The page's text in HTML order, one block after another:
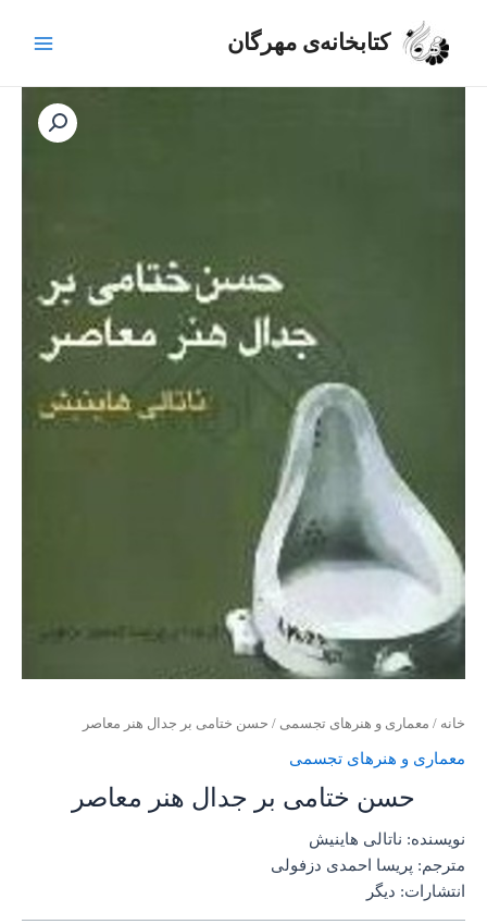
کتابخانه‌ی مهرگان
خانه / معماری و هنرهای تجسمی / حسن ختامی بر جدال هنر معاصر
معماری و هنرهای تجسمی
حسن ختامی بر جدال هنر معاصر
نویسنده: ناتالی هاینیش
مترجم: پریسا احمدی دزفولی
انتشارات: دیگر